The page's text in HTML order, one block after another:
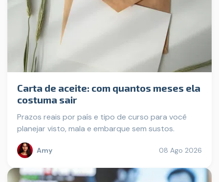
Carta de aceite: com quantos meses ela
costuma sair
Prazos reais por país e tipo de curso para você
planejar visto, mala e embarque sem sustos.
Amy 08 Ago 2026